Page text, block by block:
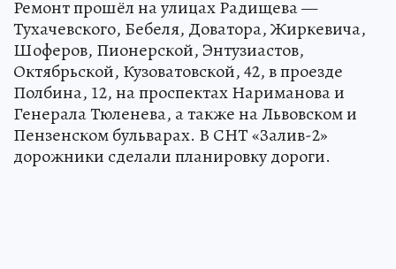
Ремонт прошёл на улицах Радищева —
Тухачевского, Бебеля, Доватора, Жиркевича,
Шоферов, Пионерской, Энтузиастов,
Октябрьской, Кузоватовской, 42, в проезде
Полбина, 12, на проспектах Нариманова и
Генерала Тюленева, а также на Львовском и
Пензенском бульварах. В СНТ «Залив-2»
дорожники сделали планировку дороги.